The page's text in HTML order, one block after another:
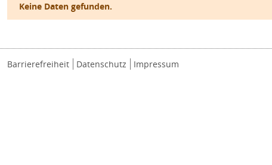
Keine Daten gefunden.
Barrierefreiheit Datenschutz Impressum